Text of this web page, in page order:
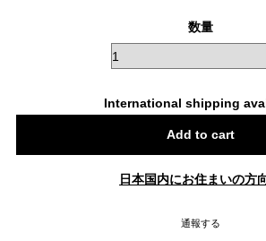
数量
International shipping
Add to cart
日本国内にお住まいの方
通報する